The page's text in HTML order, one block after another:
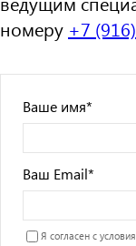
номеру +7
Ваше имя*
Ваш Email*
Я согласен с